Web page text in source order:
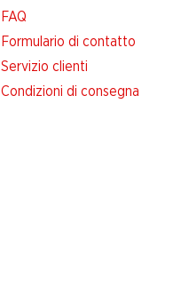
FAQ
Formulario di contatto
Servizio clienti
Condizioni di consegna